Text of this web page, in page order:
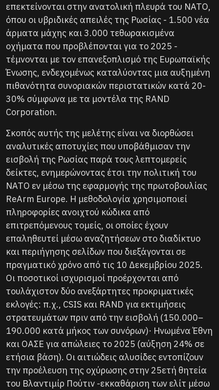
επεκτείνονται στην ανατολική πλευρά του ΝΑΤΟ,
όπου οι υβριδικές απειλές της Ρωσίας - 1.500 νέα
άρματα μάχης και 3.000 τεθωρακισμένα
οχήματα που προβλέπονται για το 2025 -
τέμνονται με τον επανεξοπλισμό της Ευρωπαϊκής
Ένωσης, ενδεχομένως καταλύοντας μια αυξημένη
πιθανότητα συνοριακών περιστατικών κατά 20-
30% σύμφωνα με τα μοντέλα της RAND
Corporation.
Σκοπός αυτής της μελέτης είναι να διορθώσει
αναλυτικές αποτυχίες που υποβάθμισαν την
εισβολή της Ρωσίας παρά τους λεπτομερείς
δείκτες, ενημερώνοντας έτσι την πολιτική του
ΝΑΤΟ εν μέσω της εφαρμογής της πρωτοβουλίας
ReArm Europe. Η μεθοδολογία χρησιμοποιεί
πληροφορίες ανοιχτού κώδικα από
επιτρεπόμενους τομείς, οι οποίες έχουν
επαληθευτεί μέσω αναζητήσεων στο διαδίκτυο
και περιήγησης σελίδων που διεξάγονται σε
πραγματικό χρόνο από τις 10 Δεκεμβρίου 2025.
Οι ποσοτικοί ισχυρισμοί προέρχονται από
τουλάχιστον δύο ανεξάρτητες προκριματικές
εκλογές: π.χ., CSIS και RAND για εκτιμήσεις
στρατευμάτων πριν από την εισβολή (150.000–
190.000 κατά μήκος των συνόρων)· Ηνωμένα Έθνη
και ΟΑΣΕ για απώλειες το 2025 (αύξηση 24% σε
ετήσια βάση). Οι αιτιώδεις αλυσίδες εντοπίζουν
την προέλευση της οχύρωσης στην 25ετή θητεία
του Βλαντιμίρ Πούτιν -εκκαθάριση των ελίτ μέσω